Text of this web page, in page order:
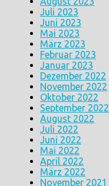
Juli 2023
Juni 2023
Mai 2023
März 2023
Februar 2023
Januar 2023
Dezember 2022
November 2022
Oktober 2022
September 2022
August 2022
Juli 2022
Juni 2022
Mai 2022
April 2022
März 2022
November 2021